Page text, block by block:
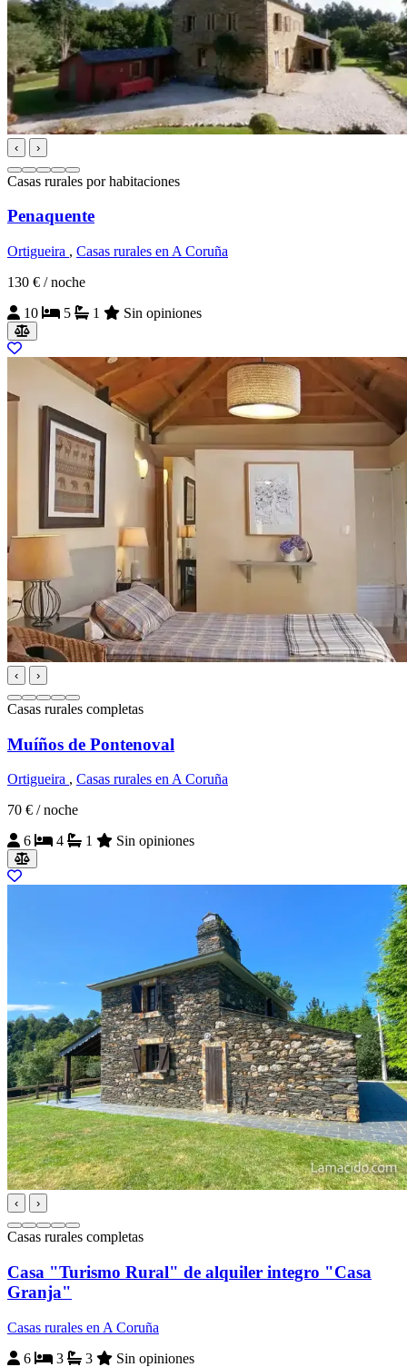
‹ ›
Casas rurales por habitaciones
Penaquente
Ortigueira , Casas rurales en A Coruña
130 € / noche
10
5 1 Sin opiniones
‹ ›
Casas rurales completas
Muíños de Pontenoval
Ortigueira , Casas rurales en A Coruña
70 € / noche
6
4 1 Sin opiniones
‹ ›
Casas rurales completas
Casa "Turismo Rural" de alquiler integro "Casa
Granja"
Casas rurales en A Coruña
6
3 3 Sin opiniones